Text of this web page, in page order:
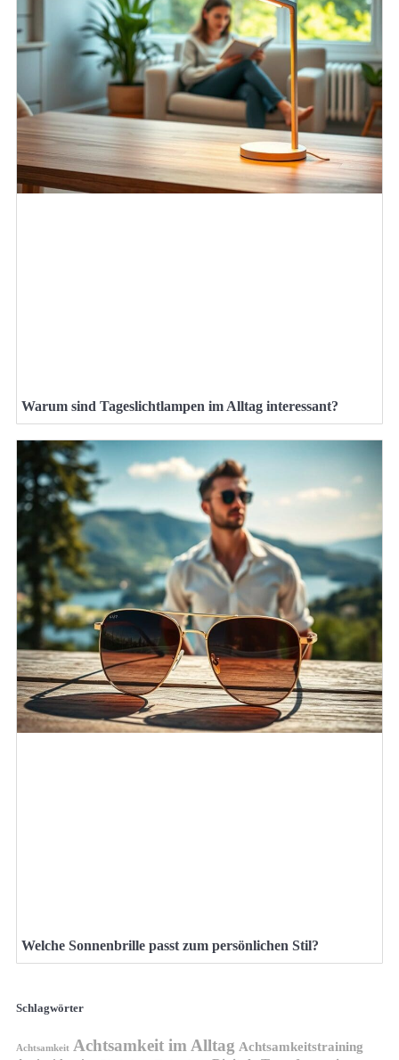
Warum sind Tageslichtlampen im Alltag interessant?
Welche Sonnenbrille passt zum persönlichen Stil?
Schlagwörter
Achtsamkeit Achtsamkeit im Alltag Achtsamkeitstraining